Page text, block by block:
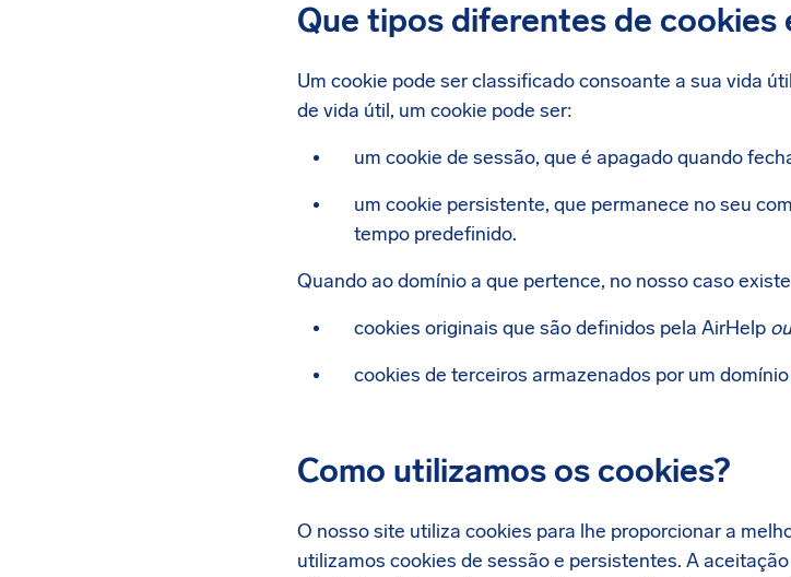
Que tipos diferentes de cookies
Um cookie pode ser classificado consoante a sua vida
de vida útil, um cookie pode ser:
um cookie de sessão, que é apagado quando
um cookie persistente, que permanece no seu
tempo predefinido.
Quando ao domínio a que pertence, no nosso caso
cookies originais que são definidos pela AirHelp ou
cookies de terceiros armazenados por um
Como utilizamos os cookies?
O nosso site utiliza cookies para lhe proporcionar a
utilizamos cookies de sessão e persistentes. A